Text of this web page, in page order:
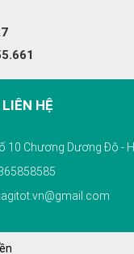
HỆ
10 Chương Dương Độ -